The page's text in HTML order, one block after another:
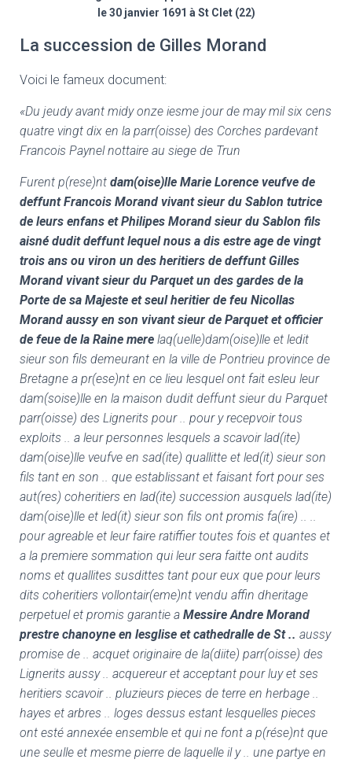
le 30 janvier 1691 à St Clet (22)
La succession de Gilles Morand
Voici le fameux document:
«Du jeudy avant midy onze iesme jour de may mil six cens
quatre vingt dix en la parr(oisse) des Corches pardevant
Francois Paynel nottaire au siege de Trun
Furent p(rese)nt dam(oise)lle Marie Lorence veufve de
deffunt Francois Morand vivant sieur du Sablon tutrice
de leurs enfans et Philipes Morand sieur du Sablon fils
aisné dudit deffunt lequel nous a dis estre age de vingt
trois ans ou viron un des heritiers de deffunt Gilles
Morand vivant sieur du Parquet un des gardes de la
Porte de sa Majeste et seul heritier de feu Nicollas
Morand aussy en son vivant sieur de Parquet et officier
de feue de la Raine mere laq(uelle)dam(oise)lle et ledit
sieur son fils demeurant en la ville de Pontrieu province de
Bretagne a pr(ese)nt en ce lieu lesquel ont fait esleu leur
dam(soise)lle en la maison dudit deffunt sieur du Parquet
parr(oisse) des Lignerits pour .. pour y recepvoir tous
exploits .. a leur personnes lesquels a scavoir lad(ite)
dam(oise)lle veufve en sad(ite) quallitte et led(it) sieur son
fils tant en son .. que establissant et faisant fort pour ses
aut(res) coheritiers en lad(ite) succession ausquels lad(ite)
dam(oise)lle et led(it) sieur son fils ont promis fa(ire) .. ..
pour agreable et leur faire ratiffier toutes fois et quantes et
a la premiere sommation qui leur sera faitte ont audits
noms et quallites susdittes tant pour eux que pour leurs
dits coheritiers vollontair(eme)nt vendu affin dheritage
perpetuel et promis garantie a Messire Andre Morand
prestre chanoyne en lesglise et cathedralle de St .. aussy
promise de .. acquet originaire de la(diite) parr(oisse) des
Lignerits aussy .. acquereur et acceptant pour luy et ses
heritiers scavoir .. pluzieurs pieces de terre en herbage ..
hayes et arbres .. loges dessus estant lesquelles pieces
ont esté annexée ensemble et qui ne font a p(rése)nt que
une seulle et mesme pierre de laquelle il y .. une partye en